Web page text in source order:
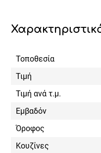
Τοποθεσία
Τιμή
Τιμή ανά τ.μ.
Εμβαδόν
Όροφος
Κουζίνες